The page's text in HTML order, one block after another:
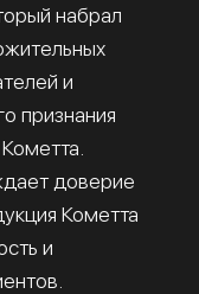
набрал
и
признания
доверие
Кометта
и